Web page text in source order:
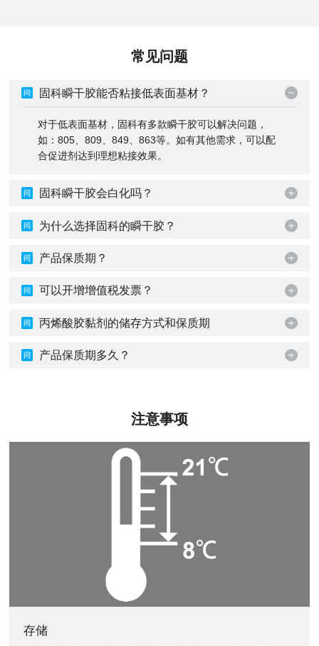
常见问题
固科瞬干胶能否粘接低表面基材？
对于低表面基材，固科有多款瞬干胶可以解决问题，
如：805、809、849、863等。如有其他需求，可以配
合促进剂达到理想粘接效果。
固科瞬干胶会白化吗？
为什么选择固科的瞬干胶？
产品保质期？
可以开增增值税发票？
丙烯酸胶黏剂的储存方式和保质期
产品保质期多久？
注意事项
存储